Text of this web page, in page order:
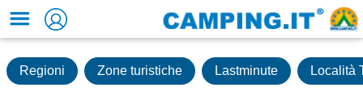
Regioni Zone turistiche Lastminute Località